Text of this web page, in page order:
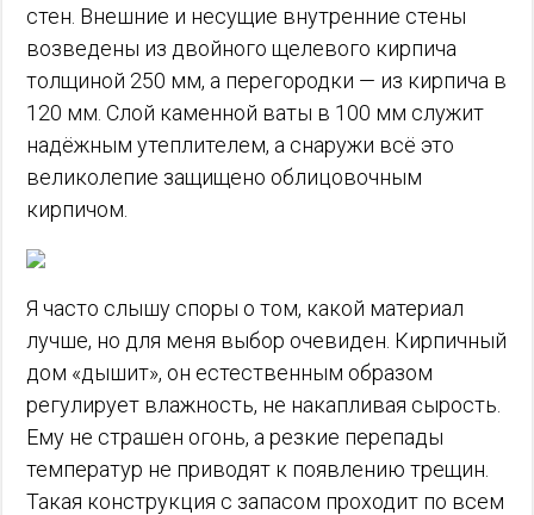
стен. Внешние и несущие внутренние стены
возведены из двойного щелевого кирпича
толщиной 250 мм, а перегородки — из кирпича в
120 мм. Слой каменной ваты в 100 мм служит
надёжным утеплителем, а снаружи всё это
великолепие защищено облицовочным
кирпичом.
Я часто слышу споры о том, какой материал
лучше, но для меня выбор очевиден. Кирпичный
дом «дышит», он естественным образом
регулирует влажность, не накапливая сырость.
Ему не страшен огонь, а резкие перепады
температур не приводят к появлению трещин.
Такая конструкция с запасом проходит по всем